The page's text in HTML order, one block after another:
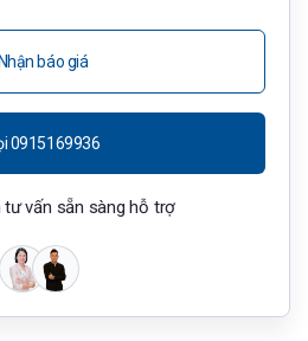
Nhận báo giá
0915169936
tư vấn sẵn sàng hỗ trợ